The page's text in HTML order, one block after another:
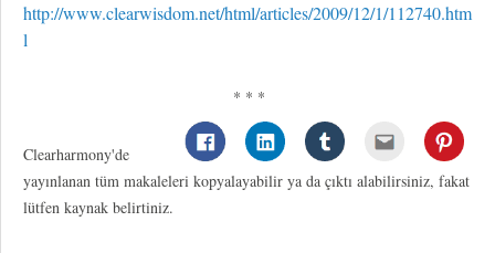
http://www.clearwisdom.net/html/articles/2009/12/1/112740.htm
l
* * *
Clearharmony'de
yayınlanan tüm makaleleri kopyalayabilir ya da çıktı alabilirsiniz, fakat
lütfen kaynak belirtiniz.